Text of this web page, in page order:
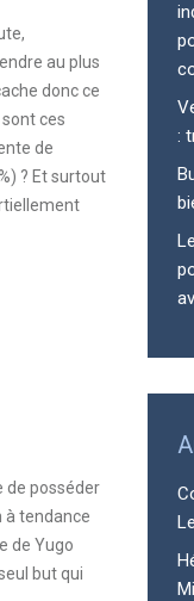
au plus
donc ce
ces
de
? Et surtout
de posséder
à tendance
de Yugo
but qui
: